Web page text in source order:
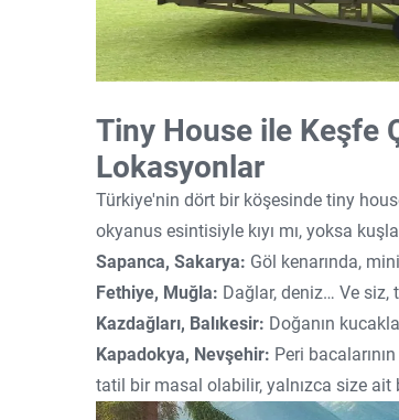
Tiny House ile Keşfe
Lokasyonlar
Türkiye'nin dört bir köşesinde tiny
okyanus esintisiyle kıyı mı, yoksa
Sapanca, Sakarya: Göl kenarında,
Fethiye, Muğla: Dağlar, deniz… Ve siz,
Kazdağları, Balıkesir: Doğanın
Kapadokya, Nevşehir: Peri
tatil bir masal olabilir, yalnızca size ait